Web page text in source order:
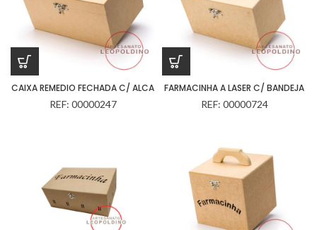
CAIXA REMEDIO FECHADA C/ ALCA
REF: 00000247
FARMACINHA A LASER C/ BANDEJA
REF: 00000724